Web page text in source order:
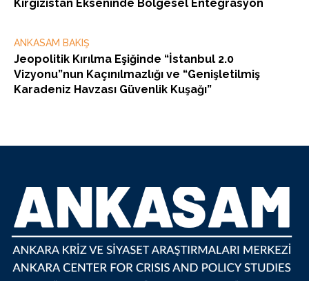
Kırgızistan Ekseninde Bölgesel Entegrasyon
ANKASAM BAKIŞ
Jeopolitik Kırılma Eşiğinde “İstanbul 2.0
Vizyonu”nun Kaçınılmazlığı ve “Genişletilmiş
Karadeniz Havzası Güvenlik Kuşağı”